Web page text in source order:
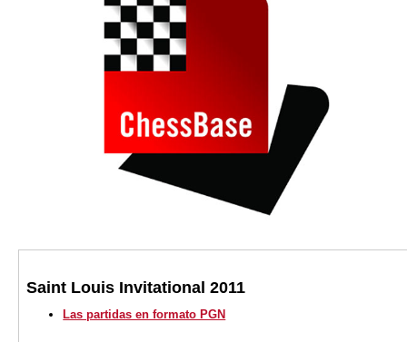
Saint Louis Invitational 2011
Las partidas en formato PGN